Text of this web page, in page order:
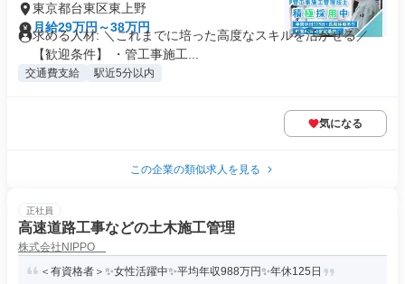
東京都台東区東上野
月給29万円～38万円
求める人材: ＼これまでに培った高度なスキルを活かせる／
【歓迎条件】 ・管工事施工...
交通費支給 駅近5分以内
気になる
この企業の類似求人を見る
正社員
高速道路工事などの土木施工管理
株式会社NIPPO
＜有資格者＞✨女性活躍中✨平均年収988万円✨年休125日